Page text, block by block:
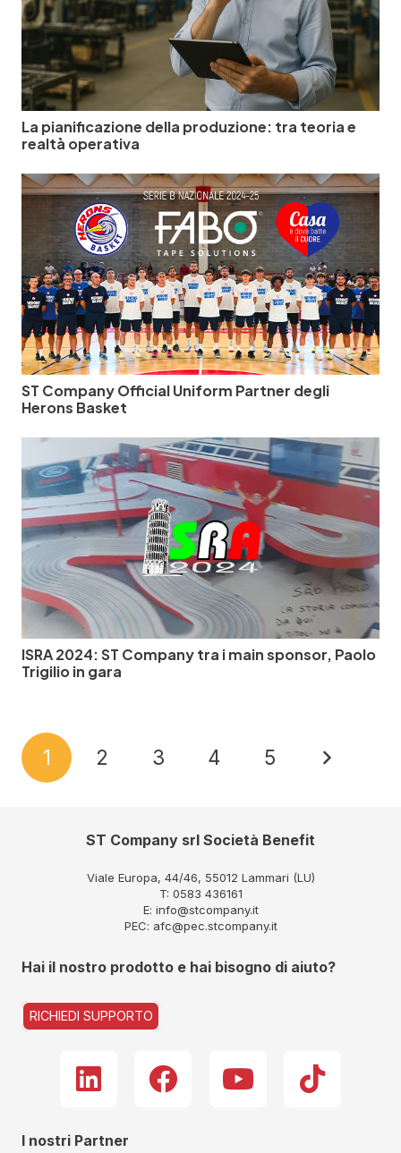
La pianificazione della produzione: tra teoria e
realtà operativa
ST Company Official Uniform Partner degli
Herons Basket
ISRA 2024: ST Company tra i main sponsor, Paolo
Trigilio in gara
1 2 3 4 5
ST Company srl Società Benefit
Viale Europa, 44/46, 55012 Lammari (LU)
T: 0583 436161
E: info@stcompany.it
PEC: afc@pec.stcompany.it
Hai il nostro prodotto e hai bisogno di aiuto?
RICHIEDI SUPPORTO
I nostri Partner